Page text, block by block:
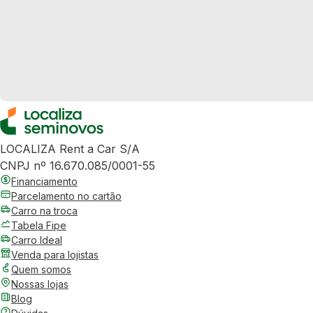
LOCALIZA Rent a Car S/A
CNPJ nº 16.670.085/0001-55
Financiamento
Parcelamento no cartão
Carro na troca
Tabela Fipe
Carro Ideal
Venda para lojistas
Quem somos
Nossas lojas
Blog